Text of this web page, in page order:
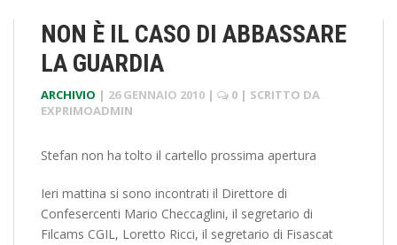
NON È IL CASO DI ABBASSARE
LA GUARDIA
ARCHIVIO | 26 GENNAIO 2010 | 0 | SCRITTO DA
EXPRIMOADMIN
Stefan non ha tolto il cartello prossima apertura
Ieri mattina si sono incontrati il Direttore di
Confesercenti Mario Checcaglini, il segretario di
Filcams CGIL, Loretto Ricci, il segretario di Fisascat